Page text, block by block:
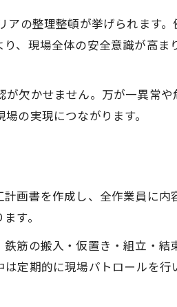
の整理整頓が挙げられます
、現場全体の安全意識が高ま
欠かせません。万が一異常や
の実現につながります。
画書を作成し、全作業員に内
す。
筋の搬入・仮置き・組立・結
定期的に現場パトロールを行